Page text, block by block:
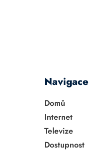
Navigace
Domů
Internet
Televize
Dostupnost